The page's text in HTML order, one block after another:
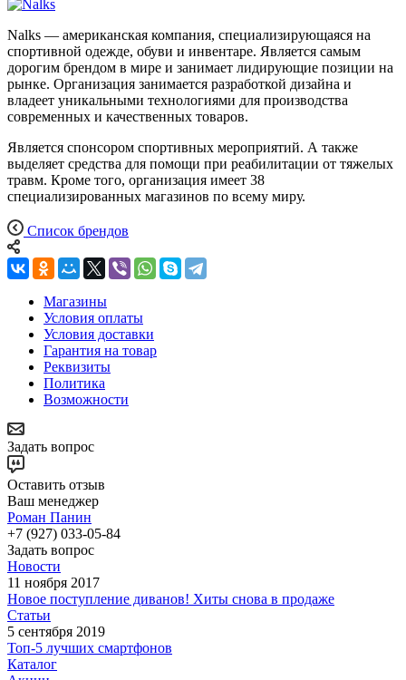
Nalks — американская компания, специализирующаяся на
спортивной одежде, обуви и инвентаре. Является самым
дорогим брендом в мире и занимает лидирующие позиции на
рынке. Организация занимается разработкой дизайна и
владеет уникальными технологиями для производства
современных и качественных товаров.
Является спонсором спортивных мероприятий. А также
выделяет средства для помощи при реабилитации от тяжелых
травм. Кроме того, организация имеет 38
специализированных магазинов по всему миру.
Список брендов
Магазины
Условия оплаты
Условия доставки
Гарантия на товар
Реквизиты
Политика
Возможности
Задать вопрос
Оставить отзыв
Ваш менеджер
Роман Панин
+7 (927) 033-05-84
Задать вопрос
Новости
11 ноября 2017
Новое поступление диванов! Хиты снова в продаже
Статьи
5 сентября 2019
Топ-5 лучших смартфонов
Каталог